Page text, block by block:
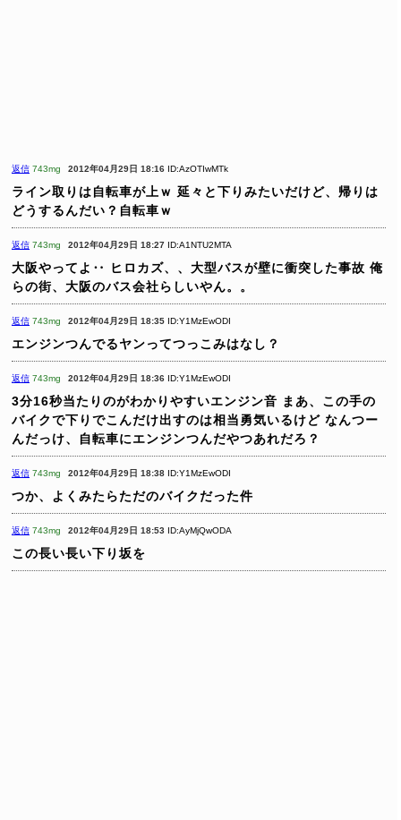
返信 743mg 2012年04月29日 18:16 ID:AzOTIwMTk
ライン取りは自転車が上ｗ 延々と下りみたいだけど、帰りは
どうするんだい？自転車ｗ
返信 743mg 2012年04月29日 18:27 ID:A1NTU2MTA
大阪やってよ‥ ヒロカズ、、大型バスが壁に衝突した事故 俺
らの街、大阪のバス会社らしいやん。。
返信 743mg 2012年04月29日 18:35 ID:Y1MzEwODI
エンジンつんでるヤンってつっこみはなし？
返信 743mg 2012年04月29日 18:36 ID:Y1MzEwODI
3分16秒当たりのがわかりやすいエンジン音 まあ、この手の
バイクで下りでこんだけ出すのは相当勇気いるけど なんつー
んだっけ、自転車にエンジンつんだやつあれだろ？
返信 743mg 2012年04月29日 18:38 ID:Y1MzEwODI
つか、よくみたらただのバイクだった件
返信 743mg 2012年04月29日 18:53 ID:AyMjQwODA
この長い長い下り坂を